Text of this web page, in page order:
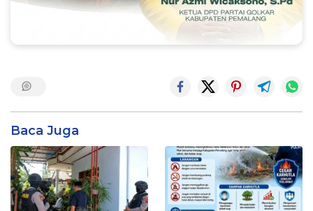
Baca Juga